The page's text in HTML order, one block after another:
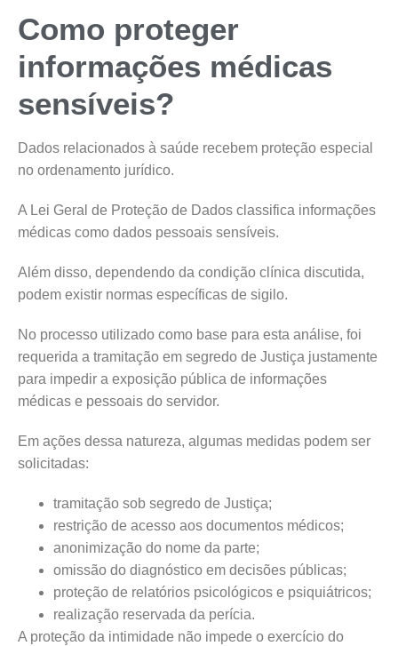
Como proteger
informações médicas
sensíveis?
Dados relacionados à saúde recebem proteção especial
no ordenamento jurídico.
A Lei Geral de Proteção de Dados classifica informações
médicas como dados pessoais sensíveis.
Além disso, dependendo da condição clínica discutida,
podem existir normas específicas de sigilo.
No processo utilizado como base para esta análise, foi
requerida a tramitação em segredo de Justiça justamente
para impedir a exposição pública de informações
médicas e pessoais do servidor.
Em ações dessa natureza, algumas medidas podem ser
solicitadas:
tramitação sob segredo de Justiça;
restrição de acesso aos documentos médicos;
anonimização do nome da parte;
omissão do diagnóstico em decisões públicas;
proteção de relatórios psicológicos e psiquiátricos;
realização reservada da perícia.
A proteção da intimidade não impede o exercício do